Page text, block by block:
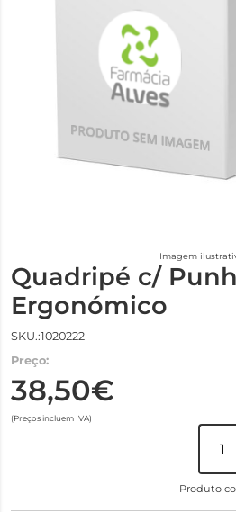
Imagem
Quadripé c/
Ergonómico
SKU.:1020222
Preço:
38,50€
(Preços incluem IVA)
Produto